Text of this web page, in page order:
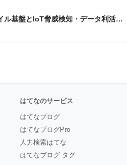
基盤とIoT脅威検知・データ利活用
Engineers' Blog
はてなのサービス
はてなブログ
はてなブログPro
人力検索はてな
はてなブログ タグ